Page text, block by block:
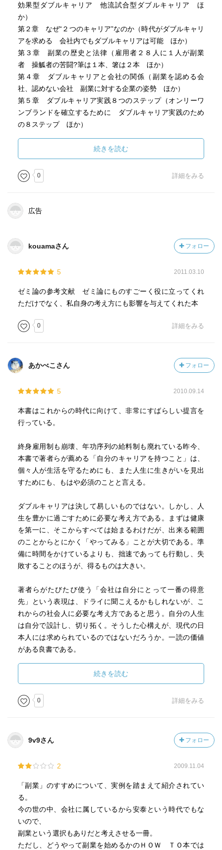
効果型ダブルキャリア 他流試合型ダブルキャリア ほ
か）
第２章 なぜ“２つのキャリア”なのか（時代がダブルキャリ
アを求める 会社内でもダブルキャリアは可能 ほか）
第３章 副業の歴史と法律（雇用者２８人に１人が副業
者 操觚者の苦闘?筆は１本、箸は２本 ほか）
第４章 ダブルキャリアと会社の関係（副業を認める会
社、認めない会社 副業に対する企業の姿勢 ほか）
第５章 ダブルキャリア実践８つのステップ（オンリーワ
ンブランドを確立するために ダブルキャリア実践のため
の８ステップ ほか）
［ おすすめ度 ］
☆☆☆☆☆☆☆ おすすめ度
☆☆☆☆☆☆☆ 文章
☆☆☆☆☆☆☆ メッセージ性
☆☆☆☆☆☆☆ 冒険性
☆☆☆☆☆☆☆ 読後の個人的な満足度
読書の速度（時間がかかった・普通・一気に読んだ）
続きを読む
0 詳細をみる
広告
kouamaさん フォロー
5 2011.03.10
ゼミ論の参考文献 ゼミ論にものすごーく役に立ってくれ
ただけでなく、私自身の考え方にも影響を与えてくれた本
0 詳細をみる
あかべこさん フォロー
5 2010.09.14
本書はこれからの時代に向けて、非常にすばらしい提言を
行っている。
終身雇用制も崩壊、年功序列の給料制も廃れている昨今、
本書で著者らが薦める「自分のキャリアを持つこと」は、
個々人が生活を守るためにも、また人生に生きがいを見出
すためにも、もはや必須のことと言える。
ダブルキャリアは決して易しいものではない。しかし、人
生を豊かに過ごすために必要な考え方である。まずは健康
を第一に、そこからすべては始まるわけだが、出来る範囲
のことからとにかく「やってみる」ことが大切である。準
備に時間をかけているよりも、拙速であっても行動し、失
敗することのほうが、得るものは大きい。
著者らがたびたび使う「会社は自分にとって一番の得意
先」という表現は、ドライに聞こえるかもしれないが、こ
れからの社会人に必要な考え方であると思う。自分の人生
は自分で設計し、切り拓く。そうした心構えが、現代の日
本人には求められているのではないだろうか。一読の価値
がある良書である。
続きを読む
0 詳細をみる
9v9さん フォロー
2 2009.11.04
「副業」のすすめについて、実例を踏まえて紹介されてい
る。
今の世の中、会社に属しているから安泰という時代でもな
いので、
副業という選択もありだと考えさせる一冊。
ただし、どうやって副業を始めるかのＨＯＷ ＴＯ本では